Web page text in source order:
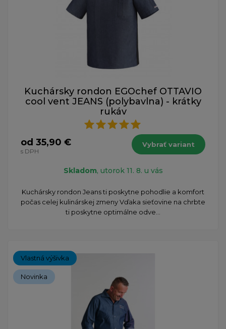
Kuchársky rondon EGOchef OTTAVIO
cool vent JEANS (polybavlna) - krátky
rukáv
od 35,90 €
s DPH
Vybrať variant
Skladom, utorok 11. 8. u vás
Kuchársky rondon Jeans ti poskytne pohodlie a komfort
počas celej kulinárskej zmeny Vďaka sieťovine na chrbte
ti poskytne optimálne odve...
Vlastná výšivka
Novinka